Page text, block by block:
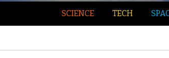
SCIENCE TECH